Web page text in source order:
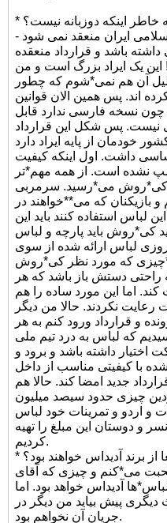
خاطر اینکه دوزبانه نیست؟
- دقیقا. هیچ قراردادی در جمهوری اسلامی ایران منعقد نمی شود
باشد و قرارداد منعقده
یک ایراد بزرگ است و من
آن هم نمی*شوم که چطور
اند. پس همین الان قوانین
چون نسخه فارسی ندارد قابل
نیست. پس شکل این قرارداد
داشت. اول اینکه کیفیت
نشده است. از همه مهم*تر
*کی*روش می*رسید. سرمربی
بازیکنان که می**خواهند در
لباس استفاده کنند باید این
کی*روش باید پارچه و لباس
لباس ارائه شده از سوی
که مورد نظر کی*روش
دستش باز باشد که هر
اما این مورد ساده را هم
نکردند. حالا من دیگر
و قرارداد ورود کنم به هر
که لباس به درد تیم ملی
داشته باشد و برود و
با کیفیتی مناسب از داخل
جدید امضا کند. حالا هم
چیزی حدود سیصد میلیون
و اردو و تمرینات خود لباس
و دوستان این مبلغ را تهیه
کردیم.
برند آدیداس خواهند بود؟
می*کنم و چیزی که آقای
آدیداس خواهد بود. اما
دیگری پیش بیاید من دیگر در
جریان آن نخواهم بود.